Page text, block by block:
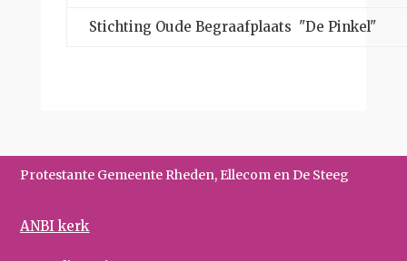
Stichting Oude Begraafplaats "De Pinkel"
Protestante Gemeente Rheden, Ellecom en De Steeg
ANBI kerk